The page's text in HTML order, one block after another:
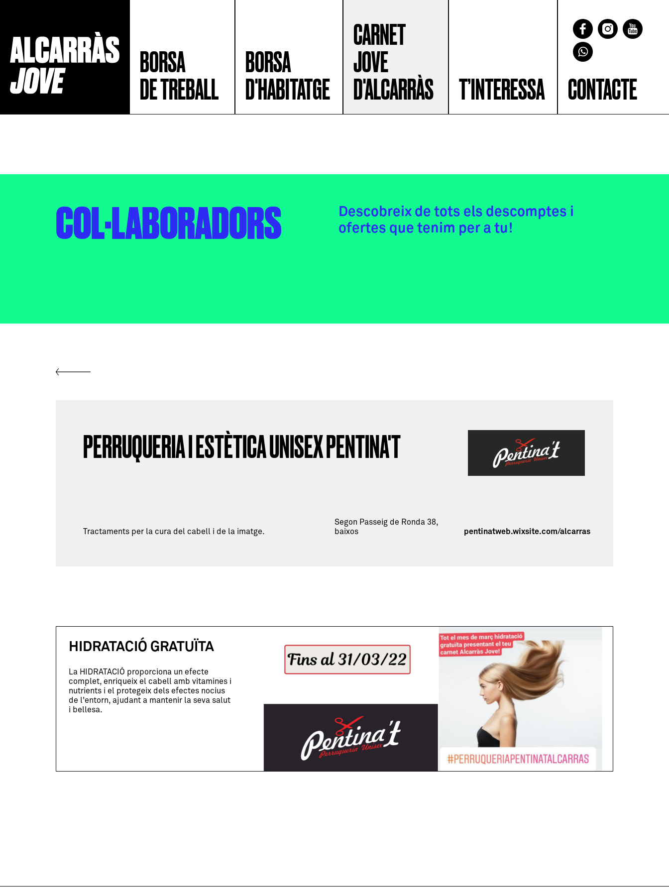
BORSA
DE TREBALL
BORSA
D'HABITATGE
CARNET
JOVE
D'ALCARRÀS
T’INTERESSA CONTACTE
COL·LABORADORS
Descobreix de tots els descomptes i
ofertes que tenim per a tu!
PERRUQUERIA I ESTÈTICA UNISEX PENTINA'T
Tractaments per la cura del cabell i de la imatge.
Segon Passeig de Ronda 38,
baixos
pentinatweb.wixsite.com/alcarras
HIDRATACIÓ GRATUÏTA
La HIDRATACIÓ proporciona un efecte
complet, enriqueix el cabell amb vitamines i
nutrients i el protegeix dels efectes nocius
de l'entorn, ajudant a mantenir la seva salut
i bellesa.